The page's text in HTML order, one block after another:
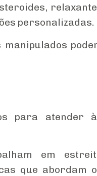
personalizadas.
para atender
em
que abordam